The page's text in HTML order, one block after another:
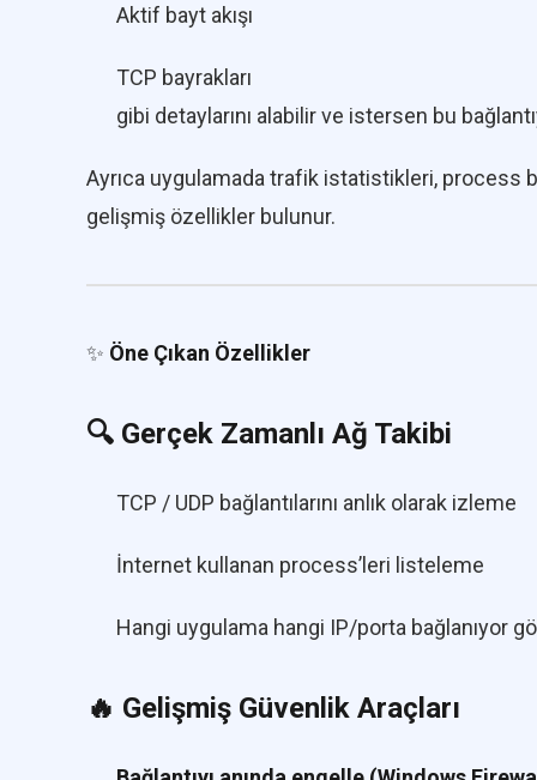
Aktif bayt akışı
TCP bayrakları
gibi detaylarını alabilir ve istersen bu
Ayrıca uygulamada trafik istatistikleri, process
gelişmiş özellikler bulunur.
✨ Öne Çıkan Özellikler
🔍 Gerçek Zamanlı Ağ Takibi
TCP / UDP bağlantılarını anlık olarak izleme
İnternet kullanan process’leri listeleme
Hangi uygulama hangi IP/porta bağlanıyor
🔥 Gelişmiş Güvenlik Araçları